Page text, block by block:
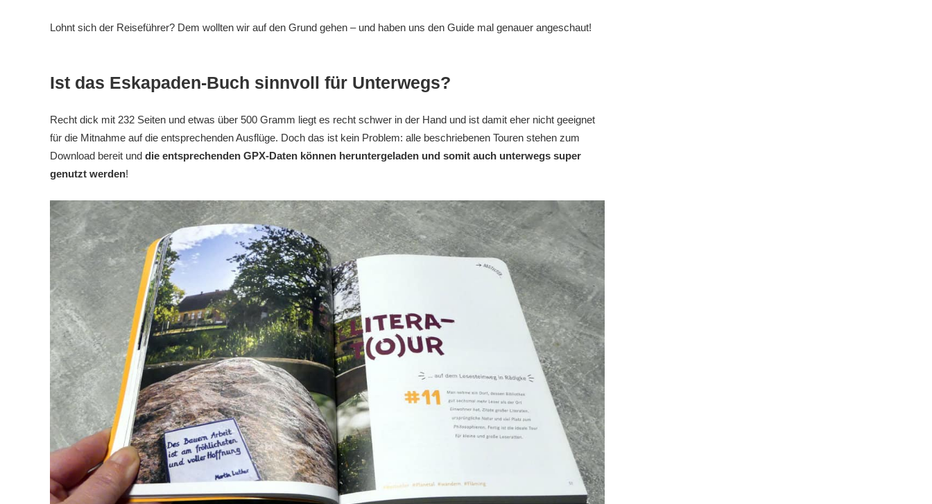
Lohnt sich der Reiseführer? Dem wollten wir auf den Grund gehen – und haben uns den Guide mal genauer angeschaut!
Ist das Eskapaden-Buch sinnvoll für Unterwegs?
Recht dick mit 232 Seiten und etwas über 500 Gramm liegt es recht schwer in der Hand und ist damit eher nicht geeignet
für die Mitnahme auf die entsprechenden Ausflüge. Doch das ist kein Problem: alle beschriebenen Touren stehen zum
Download bereit und die entsprechenden GPX-Daten können heruntergeladen und somit auch unterwegs super
genutzt werden!